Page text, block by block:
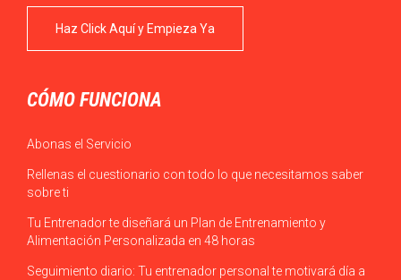
Haz Click Aquí y Empieza Ya
CÓMO FUNCIONA
Abonas el Servicio
Rellenas el cuestionario con todo lo que necesitamos saber
sobre ti
Tu Entrenador te diseñará un Plan de Entrenamiento y
Alimentación Personalizada en 48 horas
Seguimiento diario: Tu entrenador personal te motivará día a